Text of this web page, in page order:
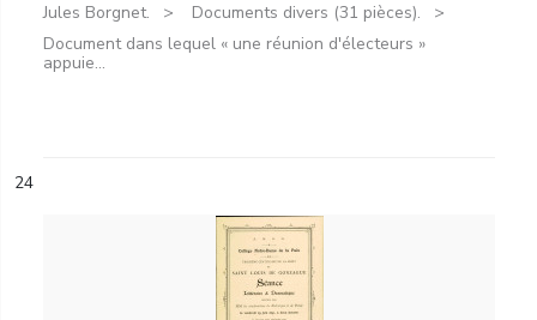
Jules Borgnet.
Documents divers (31 pièces).
Document dans lequel « une réunion d'électeurs »
appuie...
24